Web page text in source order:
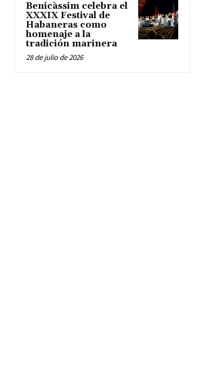
Benicàssim celebra el
XXXIX Festival de
Habaneras como
homenaje a la
tradición marinera
28 de julio de 2026